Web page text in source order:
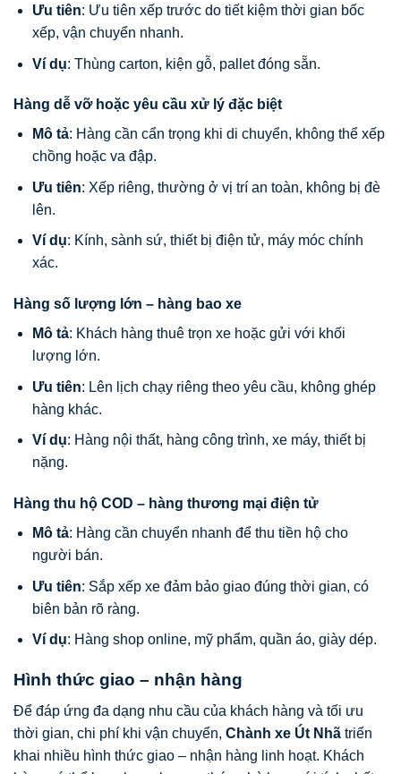
Ưu tiên: Ưu tiên xếp trước do tiết kiệm thời gian bốc
xếp, vận chuyển nhanh.
Ví dụ: Thùng carton, kiện gỗ, pallet đóng sẵn.
Hàng dễ vỡ hoặc yêu cầu xử lý đặc biệt
Mô tả: Hàng cần cẩn trọng khi di chuyển, không thể xếp
chồng hoặc va đập.
Ưu tiên: Xếp riêng, thường ở vị trí an toàn, không bị đè
lên.
Ví dụ: Kính, sành sứ, thiết bị điện tử, máy móc chính
xác.
Hàng số lượng lớn – hàng bao xe
Mô tả: Khách hàng thuê trọn xe hoặc gửi với khối
lượng lớn.
Ưu tiên: Lên lịch chạy riêng theo yêu cầu, không ghép
hàng khác.
Ví dụ: Hàng nội thất, hàng công trình, xe máy, thiết bị
nặng.
Hàng thu hộ COD – hàng thương mại điện tử
Mô tả: Hàng cần chuyển nhanh để thu tiền hộ cho
người bán.
Ưu tiên: Sắp xếp xe đảm bảo giao đúng thời gian, có
biên bản rõ ràng.
Ví dụ: Hàng shop online, mỹ phẩm, quần áo, giày dép.
Hình thức giao – nhận hàng
Để đáp ứng đa dạng nhu cầu của khách hàng và tối ưu
thời gian, chi phí khi vận chuyển, Chành xe Út Nhã triển
khai nhiều hình thức giao – nhận hàng linh hoạt. Khách